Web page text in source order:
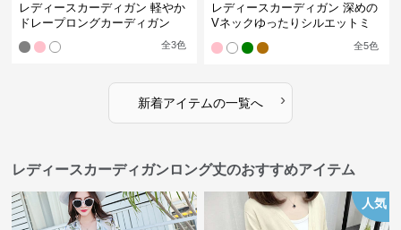
レディースカーディガン 軽やか
ドレープロングカーディガン
全3色
レディースカーディガン 深めの
Vネックゆったりシルエットミ
全5色
新着アイテムの一覧へ ›
レディースカーディガンロング丈のおすすめアイテム
人気